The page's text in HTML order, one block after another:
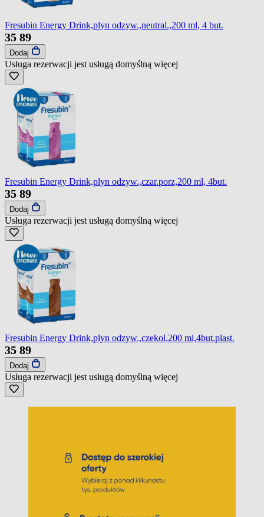
Fresubin Energy Drink,plyn odzyw.,neutral.,200 ml, 4 but.
35 89
Dodaj
Usługa rezerwacji jest usługą domyślną więcej
Fresubin Energy Drink,plyn odzyw.,czar.porz,200 ml, 4but.
35 89
Dodaj
Usługa rezerwacji jest usługą domyślną więcej
Fresubin Energy Drink,plyn odzyw.,czekol,200 ml,4but.plast.
35 89
Dodaj
Usługa rezerwacji jest usługą domyślną więcej